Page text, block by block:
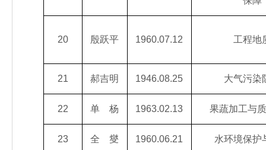
20 殷跃平 1960.07.12 工程地
21 郝吉明 1946.08.25 大气污染
22 单 杨 1963.02.13 果蔬加工与
23 全 燮 1960.06.21 水环境保护